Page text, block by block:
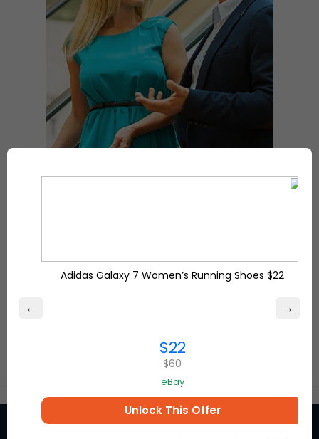
← →
Adidas Galaxy 7 Women’s Running Shoes $22
$22
$60
eBay
Unlock This Offer